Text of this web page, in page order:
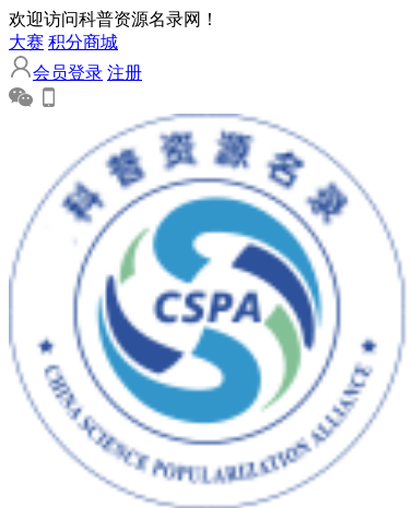
欢迎访问科普资源名录网！
大赛 积分商城
会员登录 注册